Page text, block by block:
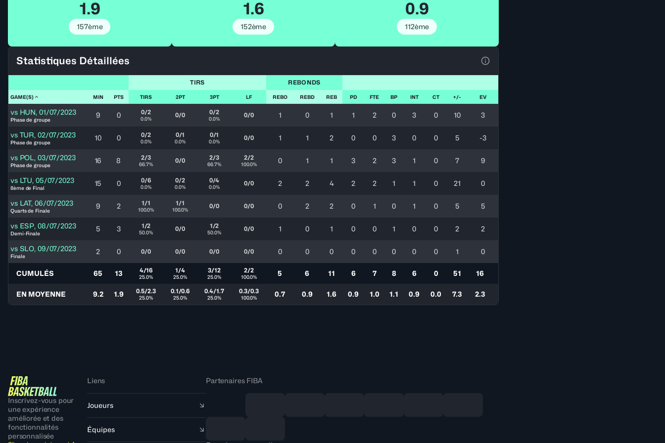
1.9
157ème
1.6
152ème
0.9
112ème
Statistiques Détaillées
TIRS REBONDS
GAME(S) MIN PTS TIRS 2PT 3PT LF REBO REBD REB PD FTE BP INT CT +/- EV
vs HUN, 01/07/2023
Phase de groupe
9 0 0/2
0.0% 0/0 0/2
0.0% 0/0 1 0 1 1 2 0 3 0 10 3
vs TUR, 02/07/2023
Phase de groupe
10 0 0/2
0.0%
0/1
0.0%
0/1
0.0% 0/0 1 1 2 0 0 3 0 0 5 -3
vs POL, 03/07/2023
Phase de groupe
16 8 2/3
66.7% 0/0 2/3
66.7%
2/2
100.0% 0 1 1 3 2 3 1 0 7 9
vs LTU, 05/07/2023
8ème de Final
15 0 0/6
0.0%
0/2
0.0%
0/4
0.0% 0/0 2 2 4 2 2 1 1 0 21 0
vs LAT, 06/07/2023
Quarts de Finale
9 2 1/1
100.0%
1/1
100.0% 0/0 0/0 0 2 2 0 1 0 1 0 5 5
vs ESP, 08/07/2023
Demi-Finale
5 3 1/2
50.0% 0/0 1/2
50.0% 0/0 1 0 1 0 0 1 0 0 2 2
vs SLO, 09/07/2023
Finale
2 0 0/0 0/0 0/0 0/0 0 0 0 0 0 0 0 0 1 0
CUMULÉS 65 13 4/16
25.0%
1/4
25.0%
3/12
25.0%
2/2
100.0% 5 6 11 6 7 8 6 0 51 16
EN MOYENNE 9.2 1.9 0.5/2.3
25.0%
0.1/0.6
25.0%
0.4/1.7
25.0%
0.3/0.3
100.0% 0.7 0.9 1.6 0.9 1.0 1.1 0.9 0.0 7.3 2.3
Inscrivez-vous pour
une expérience
améliorée et des
fonctionnalités
personnalisée
Liens
Joueurs
Équipes
Partenaires FIBA